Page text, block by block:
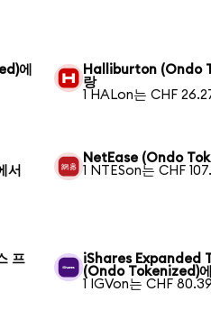
에
Halliburton (Ondo
랑
1 HALon는 CHF
서
NetEase (Ondo
1 NTESon는 CHF
프
iShares Expanded
(Ondo Tokenized)
1 IGVon는 CHF